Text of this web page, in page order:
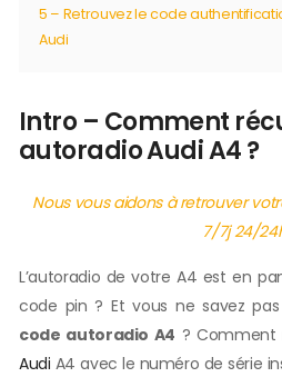
5 – Retrouvez le code
Audi
Intro – Comment
autoradio Audi A4 ?
Nous vous aidons à retrouver
7/7j 24/
L’autoradio de votre A4 est en
code pin ? Et vous ne savez pas
code autoradio A4 ? Comment
Audi A4 avec le numéro de série